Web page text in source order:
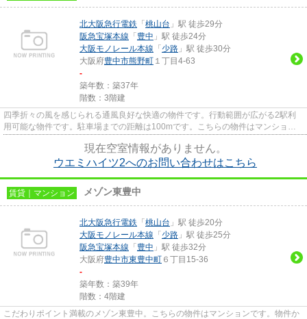
北大阪急行電鉄 「 桃山台 」駅 徒歩29分
阪急宝塚本線 「 豊中 」駅 徒歩24分
大阪モノレール本線 「 少路 」駅 徒歩30分
大阪府豊中市熊野町 １丁目4-63
-
築年数：築37年
階数：3階建
四季折々の風を感じられる通風良好な快適の物件です。行動範囲が広がる2駅利
用可能な物件です。駐車場までの距離は100mです。こちらの物件はマンション
現在空室情報がありません。
ウエミハイツ2へのお問い合わせはこちら
賃貸｜マンション メゾン東豊中
北大阪急行電鉄 「 桃山台 」駅 徒歩20分
大阪モノレール本線 「 少路 」駅 徒歩25分
阪急宝塚本線 「 豊中 」駅 徒歩32分
大阪府豊中市東豊中町 ６丁目15-36
-
築年数：築39年
階数：4階建
こだわりポイント満載のメゾン東豊中。こちらの物件はマンションです。物件か